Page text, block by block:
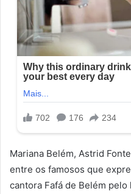
Mariana Belém, Astrid
entre os famosos que
cantora Fafá de Belém